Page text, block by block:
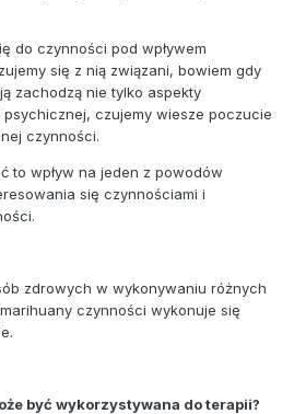
do czynności pod wpływem
się z nią związani, bowiem gdy
zachodzą nie tylko aspekty
czujemy wiesze poczucie
czynności.
to wpływ na jeden z powodów
się czynnościami i
zdrowych w wykonywaniu różnych
czynności wykonuje się
być wykorzystywana do terapii?